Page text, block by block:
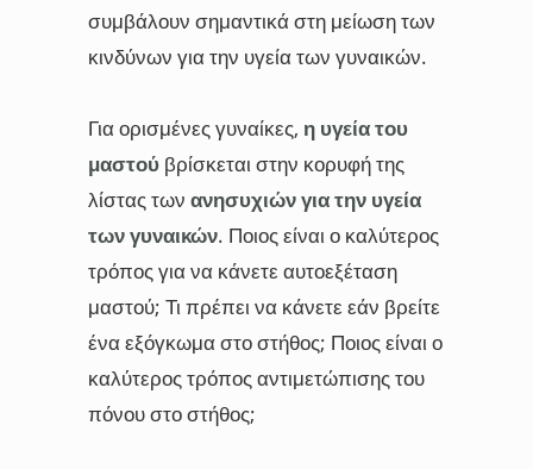
συμβάλουν σημαντικά στη μείωση των
κινδύνων για την υγεία των γυναικών.
Για ορισμένες γυναίκες, η υγεία του
μαστού βρίσκεται στην κορυφή της
λίστας των ανησυχιών για την υγεία
των γυναικών. Ποιος είναι ο καλύτερος
τρόπος για να κάνετε αυτοεξέταση
μαστού; Τι πρέπει να κάνετε εάν βρείτε
ένα εξόγκωμα στο στήθος; Ποιος είναι ο
καλύτερος τρόπος αντιμετώπισης του
πόνου στο στήθος;